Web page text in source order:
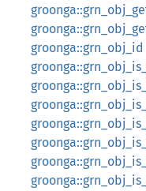
groonga::grn_obj_id